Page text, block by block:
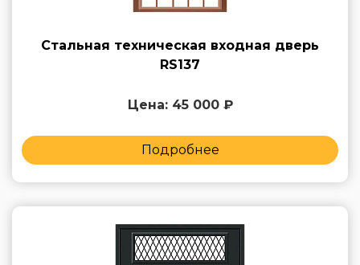
Стальная техническая входная дверь
RS137
Цена: 45 000 ₽
Подробнее